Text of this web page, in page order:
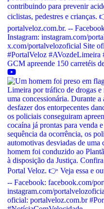
GCM apreende 150 carretéis